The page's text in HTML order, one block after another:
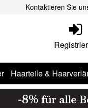
Kontaktieren Sie
Haarteile &